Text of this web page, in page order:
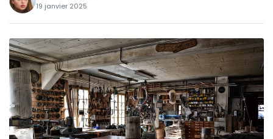
19 janvier 2025